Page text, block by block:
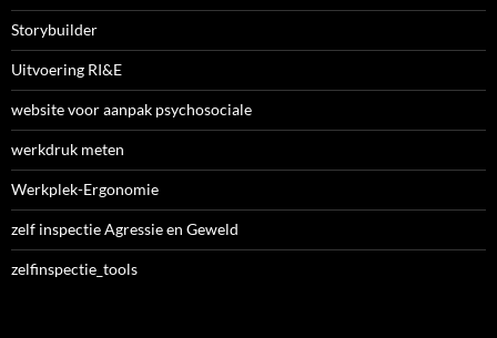
Storybuilder
Uitvoering RI&E
website voor aanpak psychosociale
werkdruk meten
Werkplek-Ergonomie
zelf inspectie Agressie en Geweld
zelfinspectie_tools